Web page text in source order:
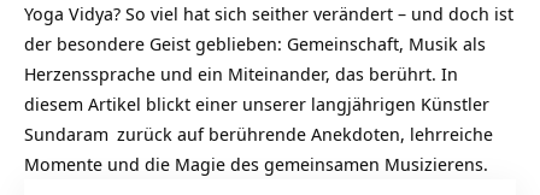
Yoga Vidya? So viel hat sich seither verändert – und doch ist
der besondere Geist geblieben: Gemeinschaft, Musik als
Herzenssprache und ein Miteinander, das berührt. In
diesem Artikel blickt einer unserer langjährigen Künstler
Sundaram zurück auf berührende Anekdoten, lehrreiche
Momente und die Magie des gemeinsamen Musizierens.